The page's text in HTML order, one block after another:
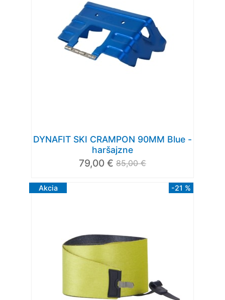
DYNAFIT SKI CRAMPON 90MM Blue -
haršajzne
79,00 € 85,00 €
Akcia -21 %